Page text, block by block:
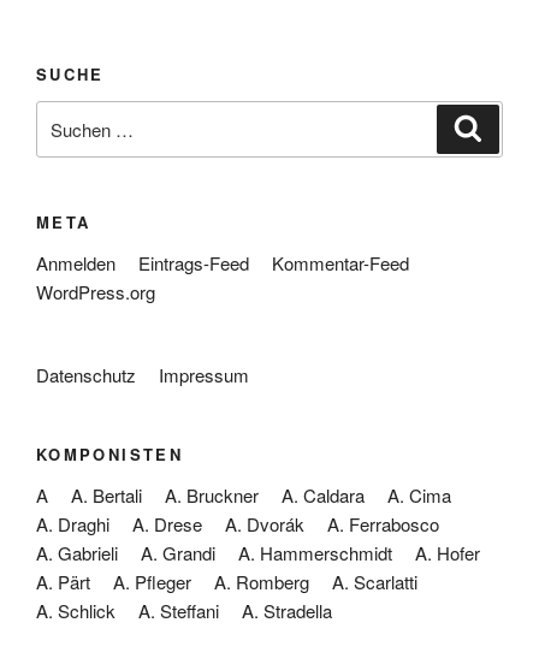
SUCHE
nach:
META
Anmelden Eintrags-Feed
Kommentar-Feed
WordPress.org
Datenschutz Impressum
KOMPONISTEN
A A. Bertali A. Bruckner A. Caldara
A. Cima
A. Draghi
A. Drese A. Dvorák
A. Ferrabosco
A. Gabrieli
A. Grandi A. Hammerschmidt
A. Hofer
A. Pärt
A. Pfleger A. Romberg
A. Scarlatti
A. Schlick
A. Steffani A. Stradella